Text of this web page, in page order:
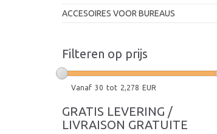
ACCESOIRES VOOR BUREAUS
Filteren op prijs
Vanaf 30 tot 2,278 EUR
GRATIS LEVERING /
LIVRAISON GRATUITE